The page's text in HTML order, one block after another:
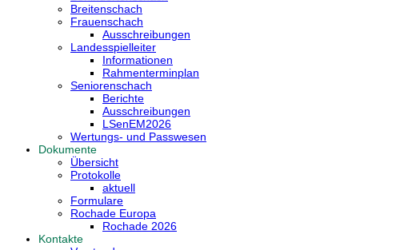
Breitenschach
Frauenschach
Ausschreibungen
Landesspielleiter
Informationen
Rahmenterminplan
Seniorenschach
Berichte
Ausschreibungen
LSenEM2026
Wertungs- und Passwesen
Dokumente
Übersicht
Protokolle
aktuell
Formulare
Rochade Europa
Rochade 2026
Kontakte